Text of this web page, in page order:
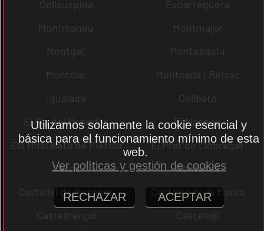
Collsuspina
Esparreguera
Montmaneu
Montmajor
Montgat
Montesquiu
Montclar
Montcada i Reixac
Igualada
Collbató
El Pla del Penedès
El Masnou
Els Hostalets de Pierola
El Prat de Llobregat
Cercs
Centelles
Castellví de Rosanes
Castellví de la Marca
Castellterçol
Castellolí
Utilizamos solamente la cookie esencial y
básica para el funcionamiento mínimo de esta
web.
Ver políticas y gestión de cookies
RECHAZAR ACEPTAR